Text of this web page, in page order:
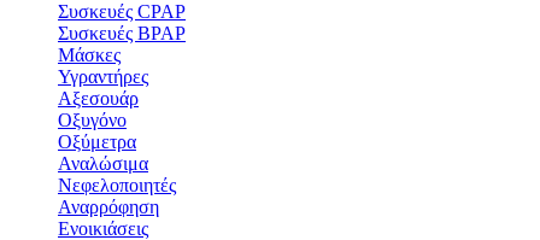
Συσκευές CPAP
Συσκευές BPAP
Μάσκες
Υγραντήρες
Αξεσουάρ
Οξυγόνο
Οξύμετρα
Αναλώσιμα
Νεφελοποιητές
Αναρρόφηση
Ενοικιάσεις